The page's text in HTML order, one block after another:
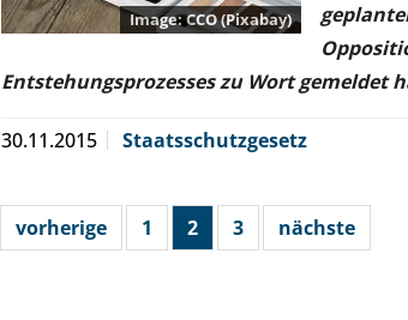
CCO (Pixabay)
Entstehungsprozesses zu Wort gemeldet
30.11.2015 Staatsschutzgesetz
vorherige 1 2 3 nächste